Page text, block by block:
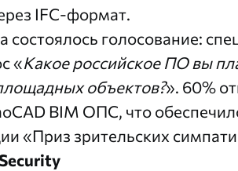
IFC-формат.
состоялось голосование:
«Какое российское ПО вы
объектов?». 60%
BIM ОПС, что
«Приз зрительских